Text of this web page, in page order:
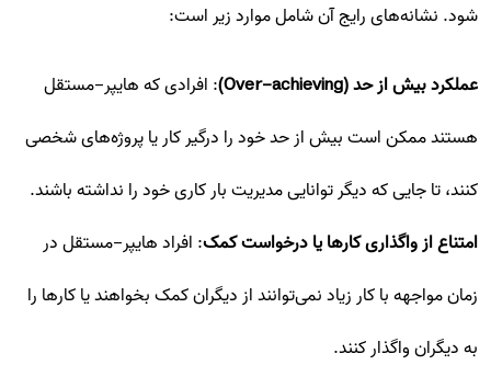
شود. نشانه‌های رایج آن شامل موارد زیر است:
عملکرد بیش از حد (Over-achieving)
: افرادی که هایپر-مستقل
هستند ممکن است بیش از حد خود را درگیر کار یا پروژه‌های شخصی
کنند، تا جایی که دیگر توانایی مدیریت بار کاری خود را نداشته باشند.
امتناع از واگذاری کارها یا درخواست کمک: افراد هایپر-مستقل در
زمان مواجهه با کار زیاد نمی‌توانند از دیگران کمک بخواهند یا کارها را
به دیگران واگذار کنند.